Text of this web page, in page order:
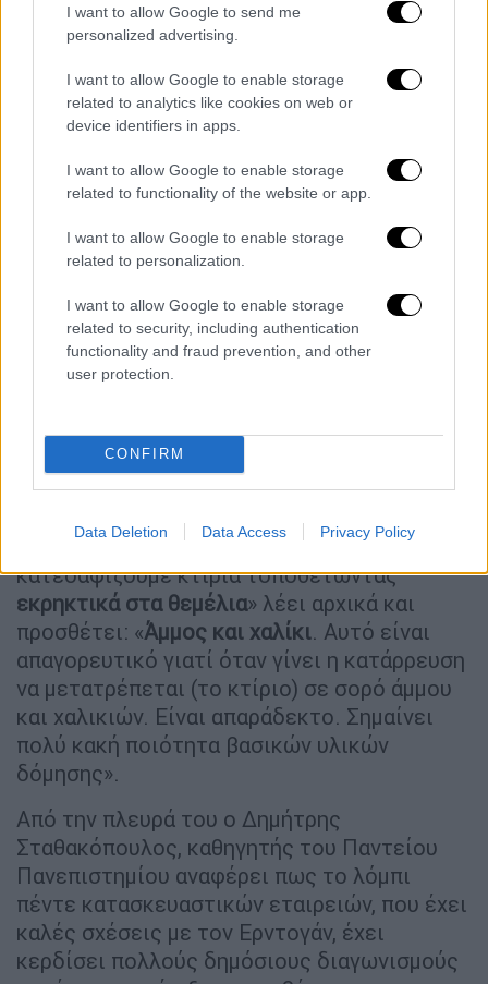
I want to allow Google to send me
personalized advertising.
I want to allow Google to enable storage
related to analytics like cookies on web or
device identifiers in apps.
I want to allow Google to enable storage
related to functionality of the website or app.
I want to allow Google to enable storage
related to personalization.
I want to allow Google to enable storage
related to security, including authentication
functionality and fraud prevention, and other
user protection.
CONFIRM
Data Deletion Data Access Privacy Policy
σε άλλο καυστικό σχόλιο κατά των
κατασκευαστικών εταιριών.
Ο καθηγητής Μουσταφά Ερντίκ σε άλλη
εκπομπή, αναφέρει πως ακόμη περιμένουν να
που υποφέρουμε περισσότερο στη Τουρκία
είναι η έλλειψη λογοδοσίας εκείνων που
προκάλεσαν αυτά τα γεγονότα».
Χαρακτηριστικά είναι τα σχόλια του
Παναγιώτη Καρύδη, καθηγητή αντισεισμικών
κατασκευώνστο
αιτία να χαθούν χιλιάδες ζωές από τον
καταστροφικό σεισμό.
μορφή και ο τρόπος κατάρρευσης των
κτιρίωνείναι παρόμοιος με τον τρόπο που
κατεδαφίζουμε κτίρια τοποθετώντας
εκρηκτικά στα θεμέλια» λέει αρχικά και
προσθέτει: «Άμμος και χαλίκι. Αυτό είναι
απαγορευτικό γιατί όταν γίνει η κατάρρευση
να μετατρέπεται (το κτίριο) σε σορό άμμου
και χαλικιών. Είναι απαράδεκτο. Σημαίνει
πολύ κακή ποιότητα βασικών υλικών
δόμησης».
Από την πλευρά του ο Δημήτρης
Σταθακόπουλος, καθηγητής του Παντείου
Πανεπιστημίου αναφέρει πως το λόμπι
πέντε κατασκευαστικών εταιρειών, που έχει
καλές σχέσεις με τον Ερντογάν, έχει
κερδίσει πολλούς δημόσιους διαγωνισμούς